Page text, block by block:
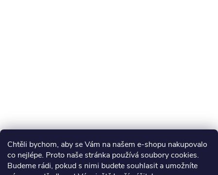
Chtěli bychom, aby se Vám na našem e-shopu nakupovalo
co nejlépe. Proto naše stránka používá soubory cookies.
Budeme rádi, pokud s nimi budete souhlasit a umožníte